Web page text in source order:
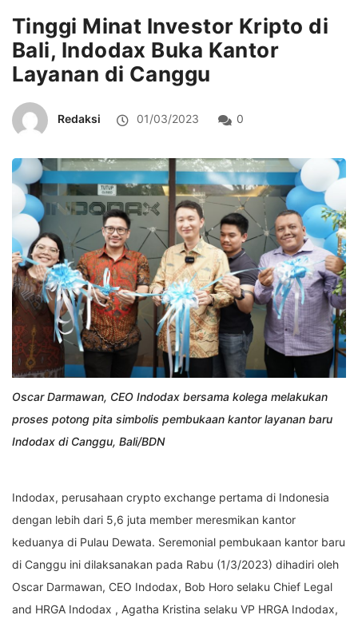
Tinggi Minat Investor Kripto di
Bali, Indodax Buka Kantor
Layanan di Canggu
Redaksi 01/03/2023 0
Oscar Darmawan, CEO Indodax bersama kolega melakukan
proses potong pita simbolis pembukaan kantor layanan baru
Indodax di Canggu, Bali/BDN
Indodax, perusahaan crypto exchange pertama di Indonesia
dengan lebih dari 5,6 juta member meresmikan kantor
keduanya di Pulau Dewata. Seremonial pembukaan kantor baru
di Canggu ini dilaksanakan pada Rabu (1/3/2023) dihadiri oleh
Oscar Darmawan, CEO Indodax, Bob Horo selaku Chief Legal
and HRGA Indodax , Agatha Kristina selaku VP HRGA Indodax,